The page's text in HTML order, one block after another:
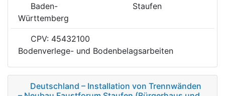
Baden-
Württemberg
Staufen
CPV: 45432100
Bodenverlege- und Bodenbelagsarbeiten
Deutschland – Installation von Trennwänden